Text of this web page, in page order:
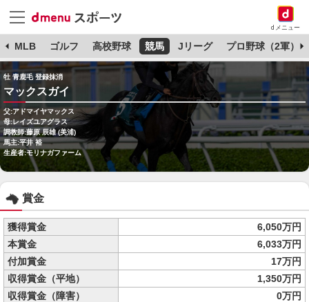
dメニュー
MLB ゴルフ 高校野球 競馬 Jリーグ プロ野球（2軍）
牡 青鹿毛 登録抹消
マックスガイ
父:アドマイヤマックス
母:レイズユアグラス
調教師:藤原 辰雄 (美浦)
馬主:平井 裕
生産者:モリナガファーム
賞金
獲得賞金
6,050万円
本賞金
6,033万円
付加賞金
17万円
収得賞金（平地）
1,350万円
収得賞金（障害）
0万円